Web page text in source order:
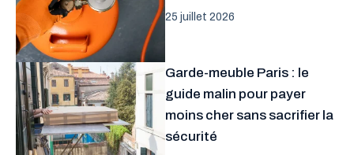
25 juillet 2026
Garde-meuble Paris : le
guide malin pour payer
moins cher sans sacrifier la
sécurité